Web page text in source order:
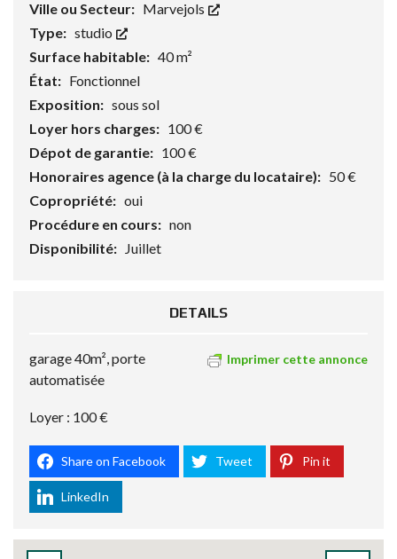
Ville ou Secteur: Marvejols
Type: studio
Surface habitable: 40 m²
État: Fonctionnel
Exposition: sous sol
Loyer hors charges: 100 €
Dépot de garantie: 100 €
Honoraires agence (à la charge du locataire): 50 €
Copropriété: oui
Procédure en cours: non
Disponibilité:
Juillet
DETAILS
Imprimer cette annonce
garage 40m², porte
automatisée
Loyer : 100 €
Share on Facebook Tweet Pin it
LinkedIn